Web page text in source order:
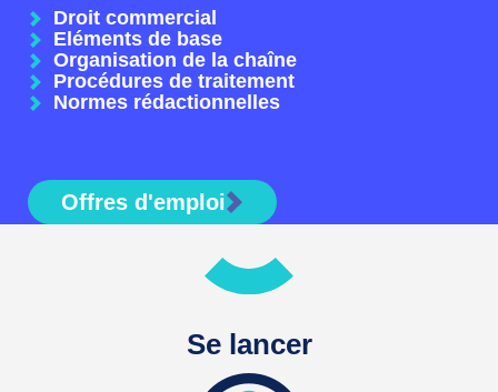
Droit commercial
Eléments de base
Organisation de la chaîne
Procédures de traitement
Normes rédactionnelles
Offres d'emploi
Se lancer